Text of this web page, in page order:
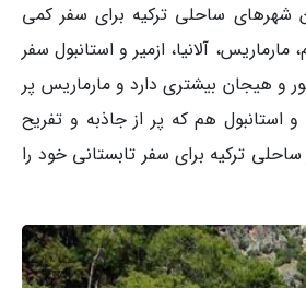
شهرهای ساحلی ترکیه برای سفر کمی
آلانیا، ازمیر و استانبول سفر
و هیجان بیشتری دارد و مارماریس پر
استانبول هم که پر از جاذبه و تفریح
ترکیه برای سفر تابستانی خود را